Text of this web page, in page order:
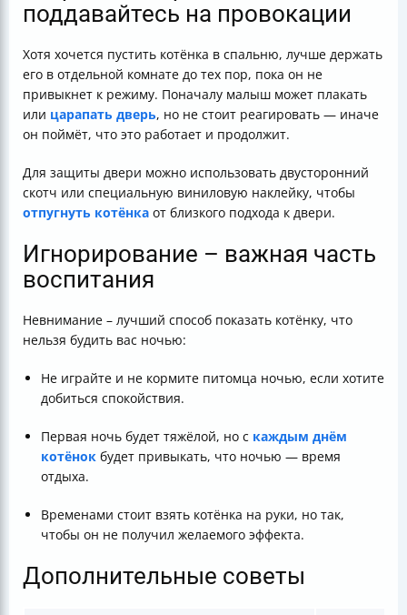
поддавайтесь на провокации
Хотя хочется пустить котёнка в спальню, лучше держать
его в отдельной комнате до тех пор, пока он не
привыкнет к режиму. Поначалу малыш может плакать
или царапать дверь, но не стоит реагировать — иначе
он поймёт, что это работает и продолжит.
Для защиты двери можно использовать двусторонний
скотч или специальную виниловую наклейку, чтобы
отпугнуть котёнка от близкого подхода к двери.
Игнорирование – важная часть
воспитания
Невнимание – лучший способ показать котёнку, что
нельзя будить вас ночью:
Не играйте и не кормите питомца ночью, если хотите
добиться спокойствия.
Первая ночь будет тяжёлой, но с каждым днём
котёнок будет привыкать, что ночью — время
отдыха.
Временами стоит взять котёнка на руки, но так,
чтобы он не получил желаемого эффекта.
Дополнительные советы